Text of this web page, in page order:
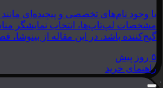
مشخصات لپ‌تاپ‌ها، انتخاب نمایشگر
گیج‌کننده باشد. در این مقاله از بینوشا،
۵ روز پیش
راهنمای خرید